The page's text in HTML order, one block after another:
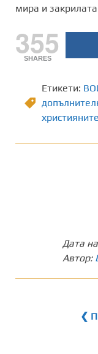
мира и
355
SHARES
Етикети:
християните
Дата
Автор:
❮